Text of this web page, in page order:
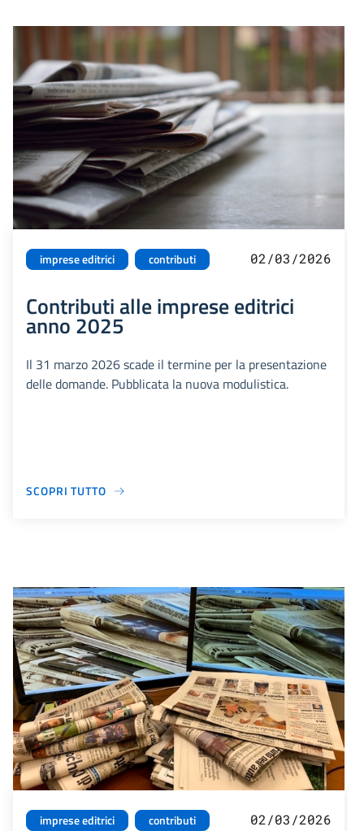
imprese editrici contributi 02/03/2026
Contributi alle imprese editrici
anno 2025
Il 31 marzo 2026 scade il termine per la presentazione
delle domande. Pubblicata la nuova modulistica.
SCOPRI TUTTO
imprese editrici
contributi
02/03/2026